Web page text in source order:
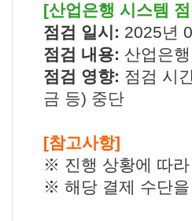
[산업은행 시스템
점검 일시: 2025년
점검 내용: 산업은
점검 영향: 점검 시
금 등) 중단
[참고사항]
※ 진행 상황에 따
※ 해당 결제 수단